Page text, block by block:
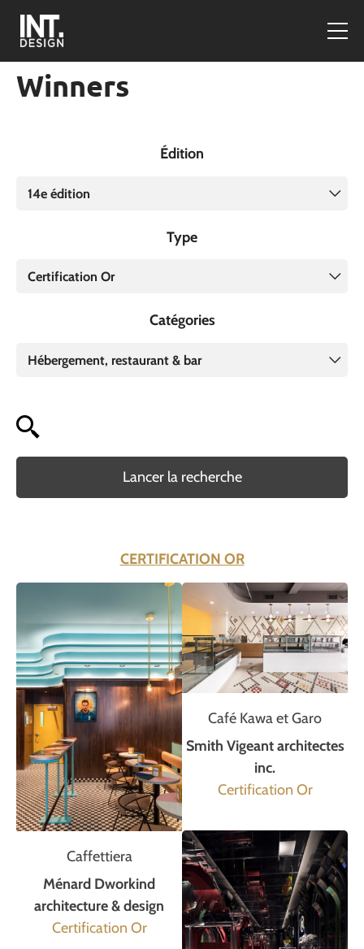
Winners
Édition
14e édition
Type
Certification Or
Catégories
Hébergement, restaurant & bar
Lancer la recherche
CERTIFICATION OR
Caffettiera
Ménard Dworkind
architecture & design
Certification Or
Café Kawa et Garo
Smith Vigeant architectes
inc.
Certification Or